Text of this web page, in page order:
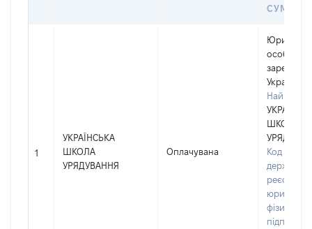
1
УКРАЇНСЬКА
ШКОЛА
УРЯДУВАННЯ
Оплачувана
Юридична
особа,
Україні
ШКОЛА
Код в
реєстрі
фізичних